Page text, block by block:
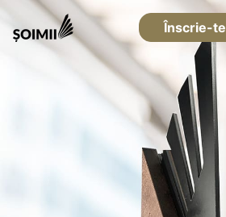
Înscrie-te